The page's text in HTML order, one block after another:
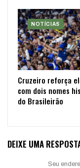
NOTÍCIAS
Cruzeiro reforça
com dois nomes
do Brasileirão
DEIXE UMA
Seu